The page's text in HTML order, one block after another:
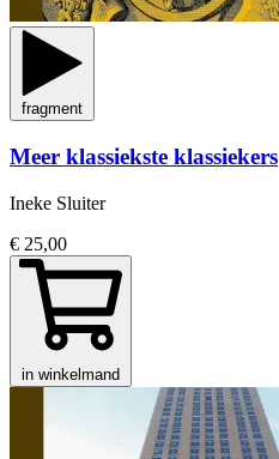
fragment
Meer klassiekste klassiekers
Ineke Sluiter
€ 25,00
in winkelmand